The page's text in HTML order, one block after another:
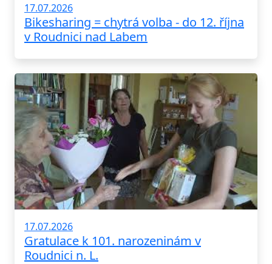
17.07.2026
Bikesharing = chytrá volba - do 12. října
v Roudnici nad Labem
17.07.2026
Gratulace k 101. narozeninám v
Roudnici n. L.